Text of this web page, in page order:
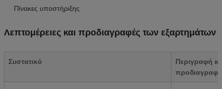
Πίνακες υποστήριξης
Λεπτομέρειες και προδιαγραφές των εξαρτημάτων
Συστατικό
Περιγραφή